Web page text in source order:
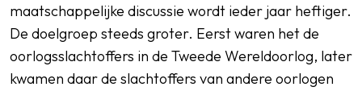
maatschappelijke discussie wordt ieder jaar heftiger.
De doelgroep steeds groter. Eerst waren het de
oorlogsslachtoffers in de Tweede Wereldoorlog, later
kwamen daar de slachtoffers van andere oorlogen